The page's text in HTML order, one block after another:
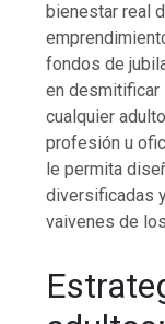
bienestar real
fondos de
en desmitificar
cualquier
profesión u
le permita
diversificadas
vaivenes de